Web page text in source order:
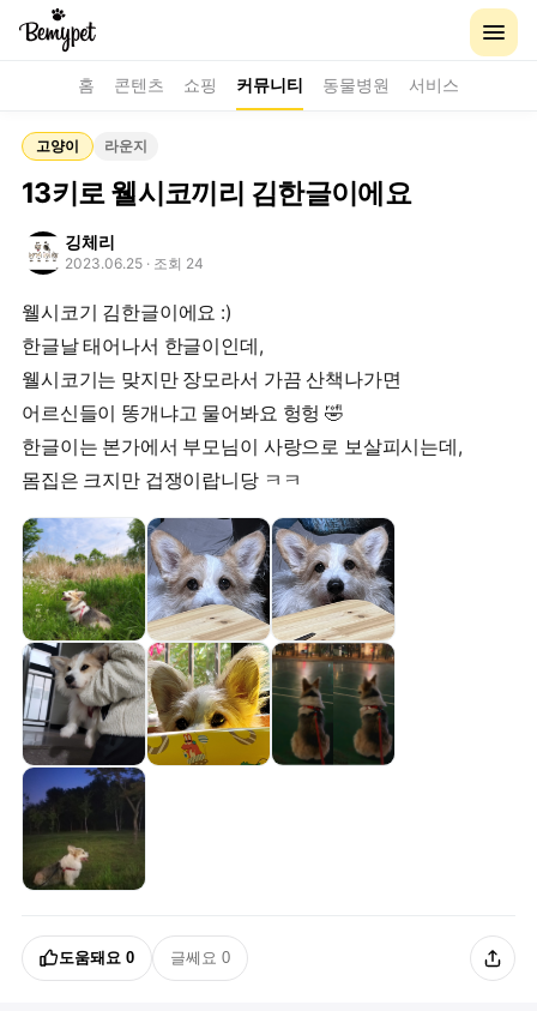
홈 콘텐츠 쇼핑 커뮤니티 동물병원 서비스
고양이 라운지
13키로 웰시코끼리 김한글이에요
깅체리
2023.06.25 · 조회 24
웰시코기 김한글이에요 :)
한글날 태어나서 한글이인데,
웰시코기는 맞지만 장모라서 가끔 산책나가면
어르신들이 똥개냐고 물어봐요 헝헝 🤣
한글이는 본가에서 부모님이 사랑으로 보살피시는데,
몸집은 크지만 겁쟁이랍니당 ㅋㅋ
도움돼요 0 글쎄요 0